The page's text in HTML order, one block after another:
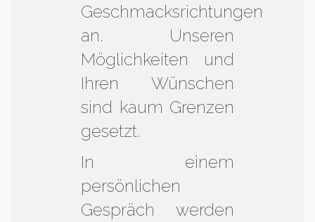
Geschmacksrichtungen
an. Unseren
Möglichkeiten und
Ihren Wünschen
sind kaum Grenzen
gesetzt.
In einem
persönlichen
Gespräch werden